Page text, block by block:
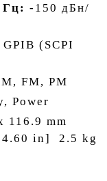
Гц: -150 дБн/
(SCPI
FM, PM
Power
116.9 mm
in]
2.5 kg